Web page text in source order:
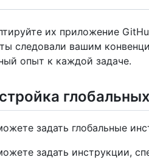
их приложение
следовали вашим
опыт к каждой задаче.
задать глобальные
задать инструкции,